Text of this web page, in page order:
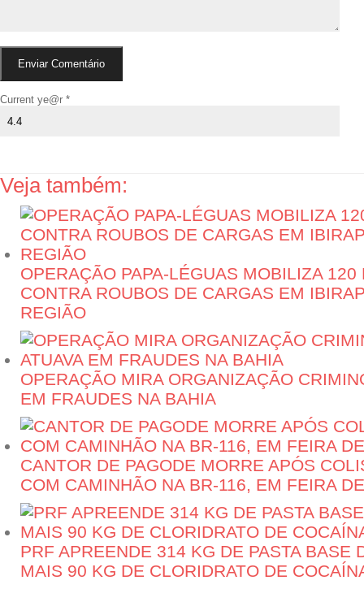
Current ye@r *
Veja também:
OPERAÇÃO PAPA-LÉGUAS MOBILIZA 120
CONTRA ROUBOS DE CARGAS EM
REGIÃO
OPERAÇÃO MIRA ORGANIZAÇÃO
EM FRAUDES NA BAHIA
CANTOR DE PAGODE MORRE APÓS
COM CAMINHÃO NA BR-116, EM FEIRA
PRF APREENDE 314 KG DE PASTA BASE
MAIS 90 KG DE CLORIDRATO DE